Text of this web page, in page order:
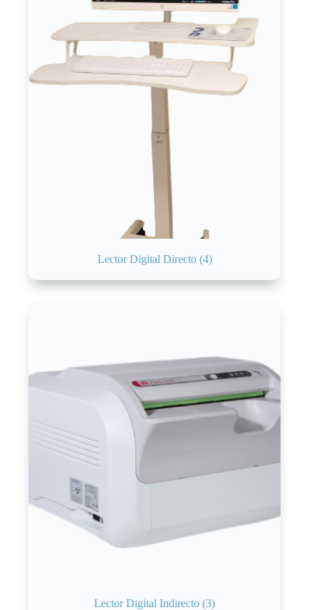
Lector Digital Directo (4)
Lector Digital Indirecto(3)